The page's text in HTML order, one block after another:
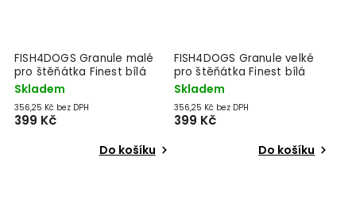
FISH4DOGS Granule malé
pro štěňátka Finest bílá
ryba s bramborami 1,5 kg,
Skladem
356,25 Kč bez DPH
399 Kč
Do košíku
FISH4DOGS Granule velké
pro štěňátka Finest bílá
ryba s bramborami 1,5 kg,
Skladem
356,25 Kč bez DPH
399 Kč
Do košíku